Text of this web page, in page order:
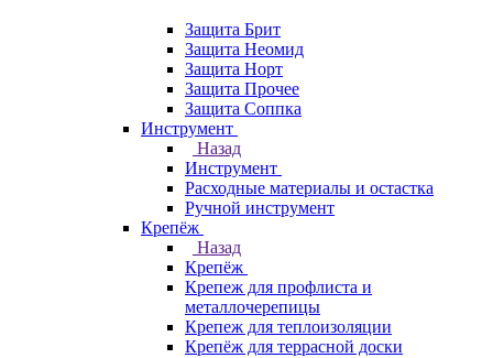
Защита Брит
Защита Неомид
Защита Норт
Защита Прочее
Защита Соппка
Инструмент
Назад
Инструмент
Расходные материалы и остастка
Ручной инструмент
Крепёж
Назад
Крепёж
Крепеж для профлиста и
металлочерепицы
Крепеж для теплоизоляции
Крепёж для террасной доски